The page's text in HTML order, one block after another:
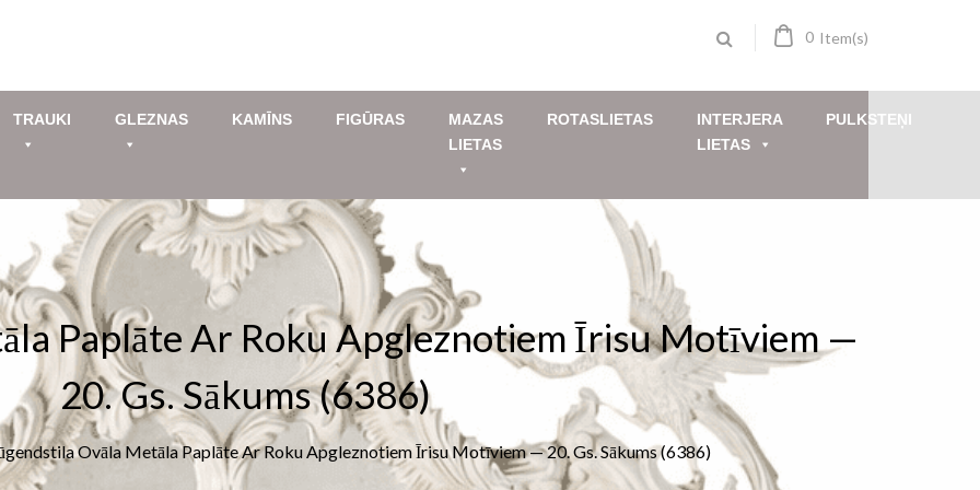
0 Item(s)
TRAUKI GLEZNAS KAMĪNS FIGŪRAS
MAZAS
LIETAS
ROTASLIETAS
INTERJERA
LIETAS
PULKSTEŅI
Paplāte Ar Roku Apgleznotiem Īrisu Motīviem —
20. Gs. Sākums (6386)
Ovāla Metāla Paplāte Ar Roku Apgleznotiem Īrisu Motīviem — 20. Gs. Sākums (6386)